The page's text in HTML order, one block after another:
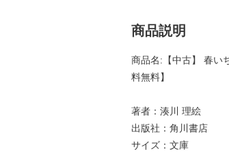
商品説明
商品名:【中古】 春い
料無料】
著者：湊川 理絵
出版社：角川書店
サイズ：文庫